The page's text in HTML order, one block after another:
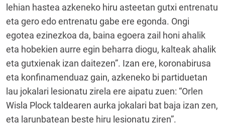
lehian hastea azkeneko hiru asteetan gutxi entrenatu
eta gero edo entrenatu gabe ere egonda. Ongi
egotea ezinezkoa da, baina egoera zail honi ahalik
eta hobekien aurre egin beharra diogu, kalteak ahalik
eta gutxienak izan daitezen”. Izan ere, koronabirusa
eta konfinamenduaz gain, azkeneko bi partiduetan
lau jokalari lesionatu zirela ere aipatu zuen: “Orlen
Wisla Plock taldearen aurka jokalari bat baja izan zen,
eta larunbatean beste hiru lesionatu ziren”.